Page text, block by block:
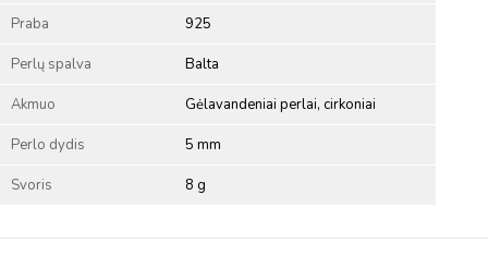
Praba 925
Perlų spalva Balta
Akmuo Gėlavandeniai perlai, cirkoniai
Perlo dydis 5 mm
Svoris 8 g